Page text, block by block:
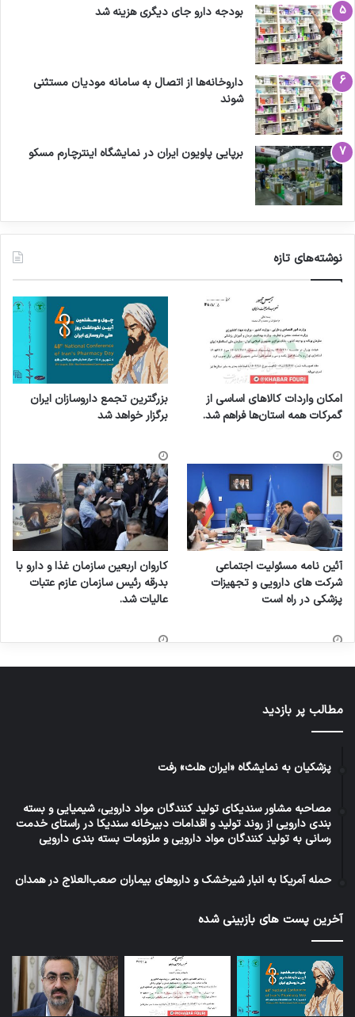
بودجه دارو جای دیگری هزینه شد
داروخانه‌ها از اتصال به سامانه مودیان مستثنی
شوند
برپایی پاویون ایران در نمایشگاه اینترچارم مسکو
نوشته‌های تازه
امکان واردات کالاهای اساسی از
گمرکات همه استان‌ها فراهم شد.
بزرگترین تجمع داروسازان ایران
برگزار خواهد شد
آئین نامه مسئولیت اجتماعی
شرکت های دارویی و تجهیزات
پزشکی در راه است
کاروان اربعین سازمان غذا و دارو با
بدرقه رئیس سازمان عازم عتبات
عالیات شد.
مطالب پر بازدید
پزشکیان به نمایشگاه «ایران هلث» رفت
مصاحبه مشاور سندیکای تولید کنندگان مواد دارویی، شیمیایی و بسته
بندی دارویی از روند تولید و اقدامات دبیرخانه سندیکا در راستای خدمت
رسانی به تولید کنندگان مواد دارویی و ملزومات بسته بندی دارویی
حمله آمریکا به انبار شیرخشک و داروهای بیماران صعب‌العلاج در همدان
آخرین پست های بازبینی شده